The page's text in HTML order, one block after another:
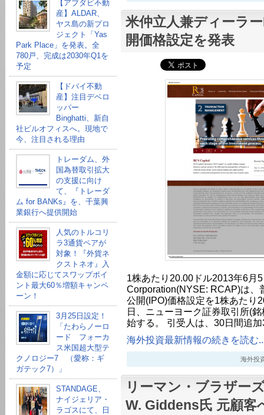
【アブダビ不動
産】ALDAR、
ヤス島の新プロ
ジェクト「Yas
Park Place」を発表。全
780戸、完成は2030年Q1を
予定
【ドバイ不動
産】注目デベロ
ッパー
Binghatti、新自
社ビルオフィスへ。現地で
今、注目される理由
トレーダム、外
国為替取引拡大
の支援に向け
て、『トレーダ
ム for BANKs』を、千葉興
業銀行へ提供開始
人気のトルコリ
ラ3通貨ペアが
対象！『外貨ネ
クストネオ』入
金額に応じてスワップポイ
ント最大60％増額キャンペ
ーン！
3月25日設定！
「たわらノーロ
ード フォーカ
ス米国超大型テ
クノロジー7 （愛称：ギ
ガテック7）」
STANDAGE、
ナイジェリア・
ラゴスにて、日
米仲立人兼ディーラ
開価格設定を発表
1株あたり20.00ドル2013年6月
Corporation(NYSE: RCAP)は、
公開(IPO)価格設定を1株あたり
日、ニューヨーク証券取引所(
始する。 引受人は、30日間追
海外投資最新情報の続きを読む
海外投
リーマン・ブラザー
W. Giddens氏 元顧客